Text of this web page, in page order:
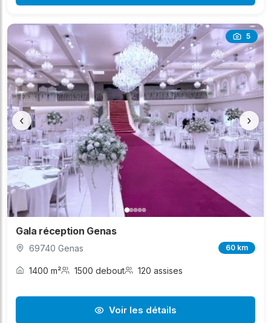
5
‹ ›
Gala réception Genas
69740 Genas 60 km
1400 m² 1500 debout 120 assises
Voir les détails